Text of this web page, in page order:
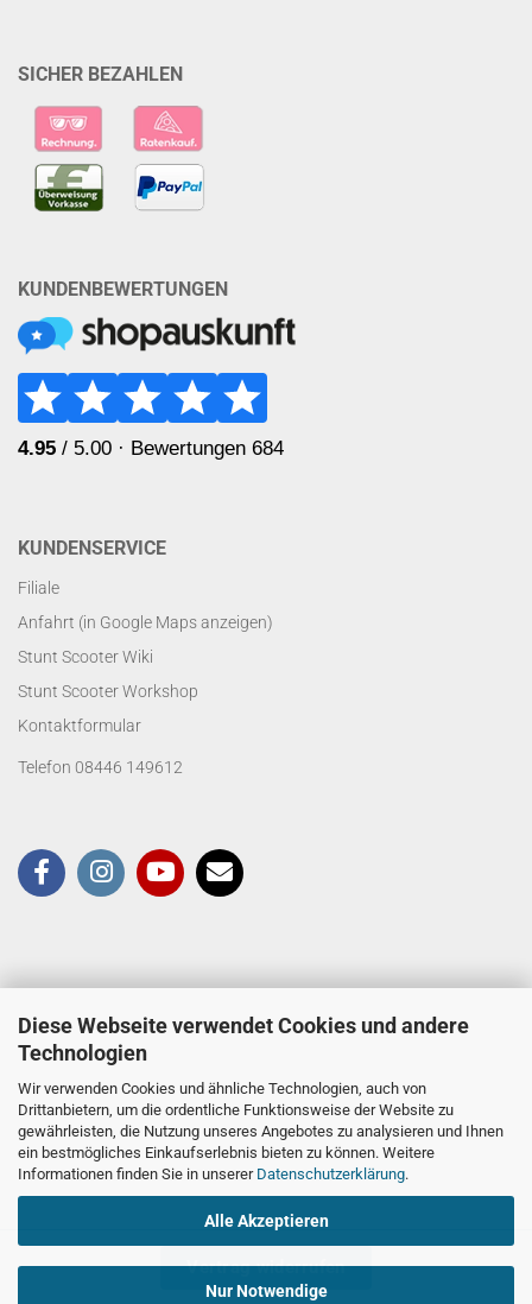
Diese Webseite verwendet Cookies und andere
Technologien
Wir verwenden Cookies und ähnliche Technologien, auch von
Drittanbietern, um die ordentliche Funktionsweise der Website zu
gewährleisten, die Nutzung unseres Angebotes zu analysieren und Ihnen
ein bestmögliches Einkaufserlebnis bieten zu können. Weitere
Informationen finden Sie in unserer Datenschutzerklärung.
Alle Akzeptieren
Nur Notwendige
SICHER BEZAHLEN
KUNDENBEWERTUNGEN
KUNDENSERVICE
Filiale
Anfahrt (in Google Maps anzeigen)
Stunt Scooter Wiki
Stunt Scooter Workshop
Kontaktformular
Telefon 08446 149612
Vertrag widerrufen